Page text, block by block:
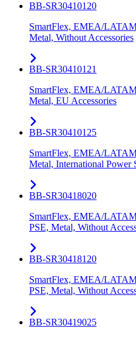
BB-SR30410120
SmartFlex, EMEA/
Metal, Without Accessories
BB-SR30410121
SmartFlex, EMEA/
Metal, EU Accessories
BB-SR30410125
SmartFlex, EMEA/
Metal, International
BB-SR30418020
SmartFlex, EMEA/
PSE, Metal, Without
BB-SR30418120
SmartFlex, EMEA/
PSE, Metal, Without
BB-SR30419025